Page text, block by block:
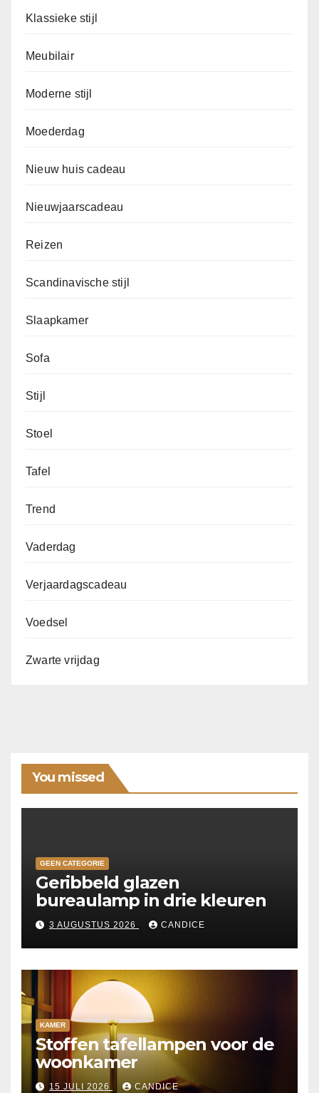
Klassieke stijl
Meubilair
Moderne stijl
Moederdag
Nieuw huis cadeau
Nieuwjaarscadeau
Reizen
Scandinavische stijl
Slaapkamer
Sofa
Stijl
Stoel
Tafel
Trend
Vaderdag
Verjaardagscadeau
Voedsel
Zwarte vrijdag
You missed
GEEN CATEGORIE
Geribbeld glazen
bureaulamp in drie kleuren
3 AUGUSTUS 2026 CANDICE
KAMER
Stoffen tafellampen voor de
woonkamer
15 JULI 2026 CANDICE